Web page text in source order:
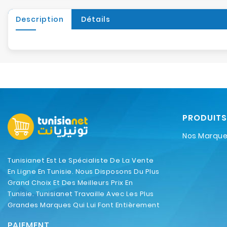
Description Détails
Tunisianet Est Le Spécialiste De La Vente
En Ligne En Tunisie. Nous Disposons Du Plus
Grand Choix Et Des Meilleurs Prix En
Tunisie. Tunisianet Travaille Avec Les Plus
Grandes Marques Qui Lui Font Entièrement
PRODUITS
Nos